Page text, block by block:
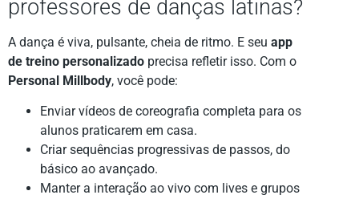
professores de danças latinas?
A dança é viva, pulsante, cheia de ritmo. E seu app
de treino personalizado precisa refletir isso. Com o
Personal Millbody, você pode:
Enviar vídeos de coreografia completa para os
alunos praticarem em casa.
Criar sequências progressivas de passos, do
básico ao avançado.
Manter a interação ao vivo com lives e grupos